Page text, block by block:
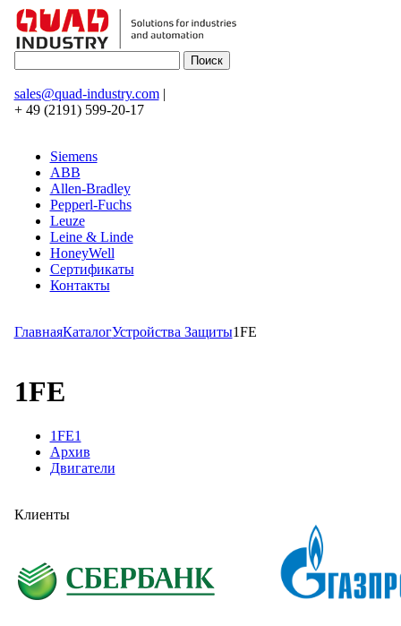
sales@quad-industry.com|
+ 49 (2191) 599-20-17
Siemens
ABB
Allen-Bradley
Pepperl-Fuchs
Leuze
Leine & Linde
HoneyWell
Сертификаты
Контакты
ГлавнаяКаталогУстройства Защиты1FE
1FE
1FE1
Архив
Двигатели
Клиенты